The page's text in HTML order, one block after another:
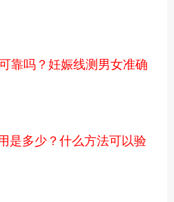
靠吗？妊娠线测男女准确
是多少？什么方法可以验